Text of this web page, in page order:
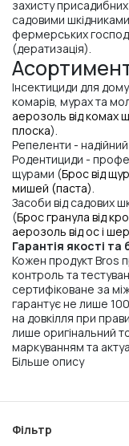
захисту
садовими
фермерських
(дератизація).
Інсектициди для
комарів, мурах та
аерозоль від комах
плоска).
Репеленти - надійний
Родентициди -
щурами (Брос від
мишей (паста).
Засоби від садових
(Брос гранула від
аерозоль від ос і
Гарантія якості та
Кожен продукт Bros
контроль та
сертифіковане за
гарантує не лише
на довкілля при
лише оригінальний
маркуванням та
Більше опису
Фільтр